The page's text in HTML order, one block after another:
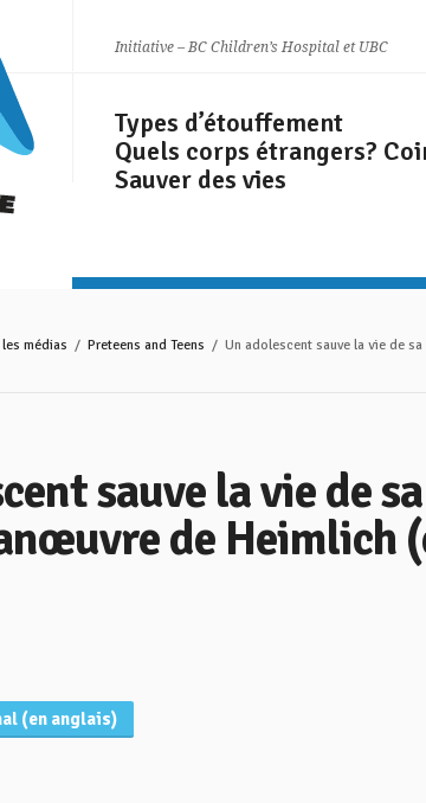
Initiative – BC Children’s Hospital et UBC
Types d’étouffement
Quels corps étrangers?
Sauver des vies
médias / Preteens and Teens / Un adolescent sauve la vie de sa
sauve la vie de
de Heimlich
(en anglais)